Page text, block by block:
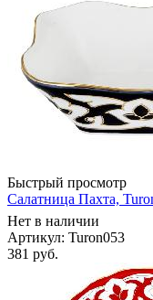
Быстрый просмотр
Салатница Пахта,
Нет в наличии
Артикул: Turon053
381 руб.